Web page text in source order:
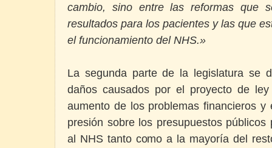
cambio, sino entre las reformas que
resultados para los pacientes y las que
el funcionamiento del NHS.»
La segunda parte de la legislatura se
daños causados por el proyecto de
aumento de los problemas financieros
presión sobre los presupuestos
al NHS tanto como a la mayoría del